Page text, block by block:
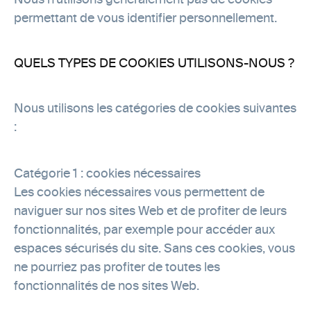
permettant de vous identifier personnellement.
QUELS TYPES DE COOKIES UTILISONS-NOUS ?
Nous utilisons les catégories de cookies suivantes
:
Catégorie 1 : cookies nécessaires
Les cookies nécessaires vous permettent de
naviguer sur nos sites Web et de profiter de leurs
fonctionnalités, par exemple pour accéder aux
espaces sécurisés du site. Sans ces cookies, vous
ne pourriez pas profiter de toutes les
fonctionnalités de nos sites Web.